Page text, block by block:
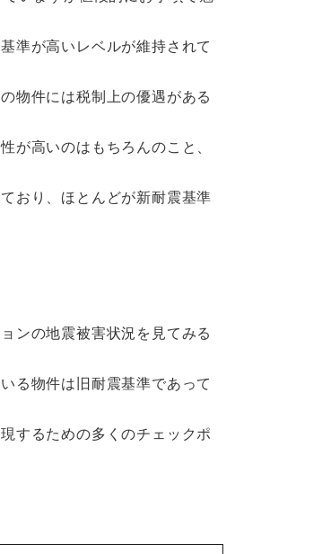
準が高いレベルが維持されて
物件には税制上の優遇がある
が高いのはもちろんのこと、
おり、ほとんどが新耐震基準
ンの地震被害状況を見てみる
る物件は旧耐震基準であって
するための多くのチェックポ